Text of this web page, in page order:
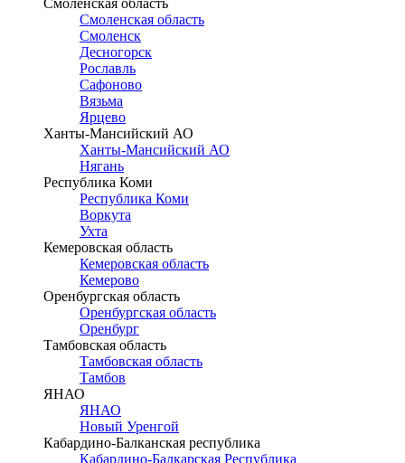
Смоленская область
Смоленская область
Смоленск
Десногорск
Рославль
Сафоново
Вязьма
Ярцево
Ханты-Мансийский АО
Ханты-Мансийский АО
Нягань
Республика Коми
Республика Коми
Воркута
Ухта
Кемеровская область
Кемеровская область
Кемерово
Оренбургская область
Оренбургская область
Оренбург
Тамбовская область
Тамбовская область
Тамбов
ЯНАО
ЯНАО
Новый Уренгой
Кабардино-Балканская республика
Кабардино-Балкарская Республика